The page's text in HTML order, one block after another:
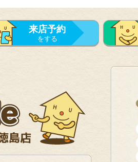
来店予約
をする